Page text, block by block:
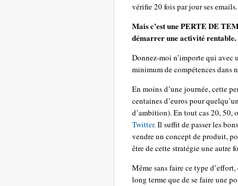
vérifie 20 fois par jour ses emails.
Mais c’est une PERTE DE
démarrer une activité rentable.
Donnez-moi n’importe qui avec
minimum de compétences dans
En moins d’une journée, cette
centaines d’euros pour
d’ambition). En tout cas 20, 50,
Twitter.Il suffit de passer les
vendre un concept de produit,
être de cette stratégie une autre
Même sans faire ce type
long terme que de se faire une